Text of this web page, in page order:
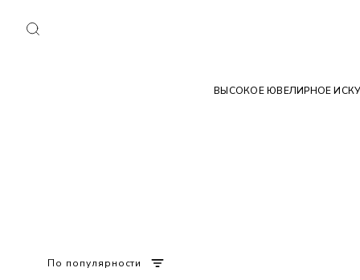
ВЫСОКОЕ ЮВЕЛИРНОЕ
По популярности